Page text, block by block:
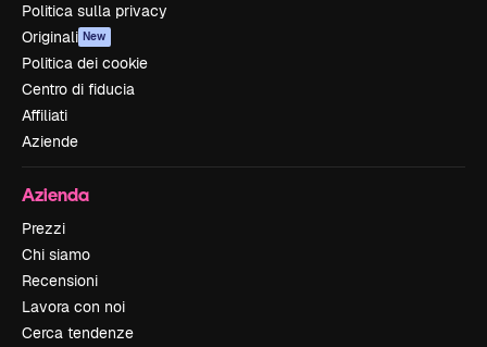
Politica sulla privacy
Originali New
Politica dei cookie
Centro di fiducia
Affiliati
Aziende
Azienda
Prezzi
Chi siamo
Recensioni
Lavora con noi
Cerca tendenze